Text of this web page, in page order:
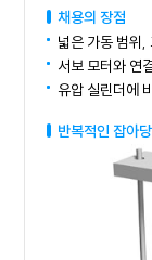
채용의 장점
넓은 가동 범위,
서보 모터와 연
유압 실린더에
반복적인 잡아